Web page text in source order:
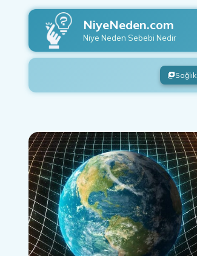
NiyeNeden.com
Niye Neden Sebebi Nedir
Sağlık